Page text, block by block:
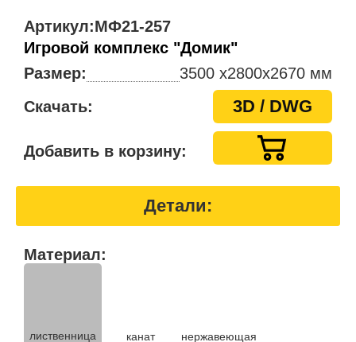
Артикул:МФ21-257
Игровой комплекс "Домик"
Размер:
3500 x2800х2670 мм
Скачать:
3D / DWG
Добавить в корзину:
Детали:
Материал:
лиственница канат
нержавеющая